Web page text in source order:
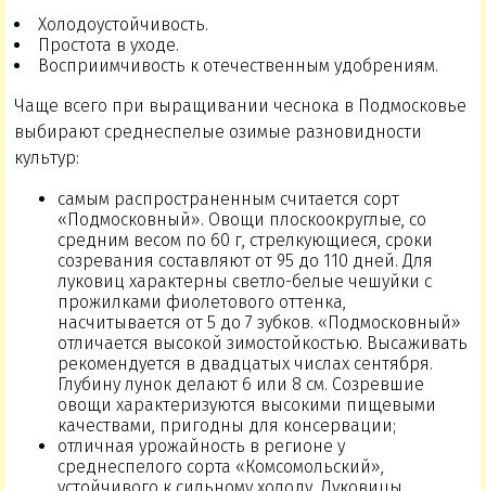
Холодоустойчивость.
Простота в уходе.
Восприимчивость к отечественным удобрениям.
Чаще всего при выращивании чеснока в Подмосковье
выбирают среднеспелые озимые разновидности
культур:
cамым распространенным считается сорт
«Подмосковный». Овощи плоскоокруглые, со
средним весом по 60 г, стрелкующиеся, сроки
созревания составляют от 95 до 110 дней. Для
луковиц характерны светло-белые чешуйки с
прожилками фиолетового оттенка,
насчитывается от 5 до 7 зубков. «Подмосковный»
отличается высокой зимостойкостью. Высаживать
рекомендуется в двадцатых числах сентября.
Глубину лунок делают 6 или 8 см. Созревшие
овощи характеризуются высокими пищевыми
качествами, пригодны для консервации;
отличная урожайность в регионе у
среднеспелого сорта «Комсомольский»,
устойчивого к сильному холоду. Луковицы